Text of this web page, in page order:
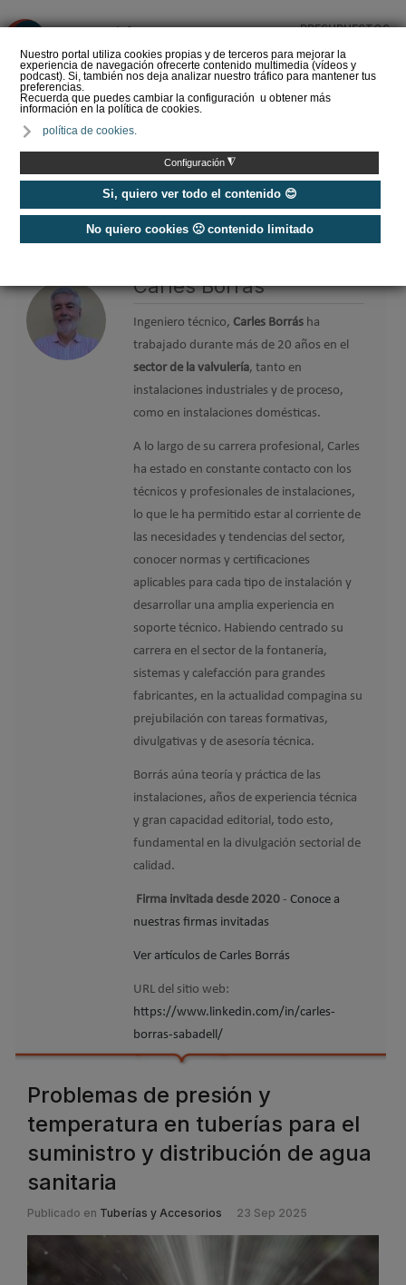
Nuestro portal utiliza cookies propias y de terceros para mejorar la
experiencia de navegación ofrecerte contenido multimedia (vídeos y
podcast). Si, también nos deja analizar nuestro tráfico para mantener tus
preferencias.
Recuerda que puedes cambiar la configuración u obtener más
información en la política de cookies.
política de cookies.
Configuración ◮
Si, quiero ver todo el contenido 😊
No quiero cookies 🙁 contenido limitado
PRESUPUESTOS
del Amperio (Episodio 3)
Etiquetas / Carles Borrás
Carles Borrás
Ingeniero técnico, Carles Borrás ha
trabajado durante más de 20 años en el
sector de la valvulería, tanto en
instalaciones industriales y de proceso,
como en instalaciones domésticas.
A lo largo de su carrera profesional, Carles
ha estado en constante contacto con los
técnicos y profesionales de instalaciones,
lo que le ha permitido estar al corriente de
las necesidades y tendencias del sector,
conocer normas y certificaciones
aplicables para cada tipo de instalación y
desarrollar una amplia experiencia en
soporte técnico. Habiendo centrado su
carrera en el sector de la fontanería,
sistemas y calefacción para grandes
fabricantes, en la actualidad compagina su
prejubilación con tareas formativas,
divulgativas y de asesoría técnica.
Borrás aúna teoría y práctica de las
instalaciones, años de experiencia técnica
y gran capacidad editorial, todo esto,
fundamental en la divulgación sectorial de
calidad.
Firma invitada desde 2020 - Conoce a
nuestras firmas invitadas
Ver artículos de Carles Borrás
URL del sitio web:
https://www.linkedin.com/in/carles-
borras-sabadell/
Problemas de presión y
temperatura en tuberías para el
suministro y distribución de agua
sanitaria
Publicado en Tuberías y Accesorios 23 Sep 2025